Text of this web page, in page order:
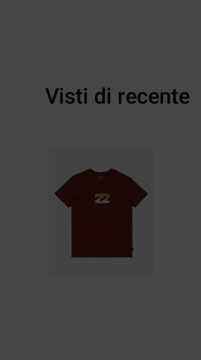
Visti di recente